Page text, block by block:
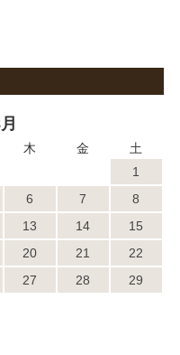
木 金
土
1
6 7
8
13 14
15
20 21
22
27 28
29